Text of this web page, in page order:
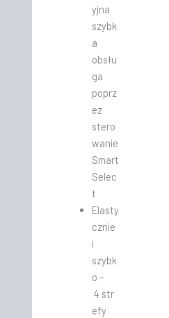
yjna
szybk
a
obsłu
ga
poprz
ez
stero
wanie
Smart
Selec
t
Elasty
cznie
i
szybk
o –
4 str
efy